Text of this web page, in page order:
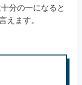
分の一になると
えます。